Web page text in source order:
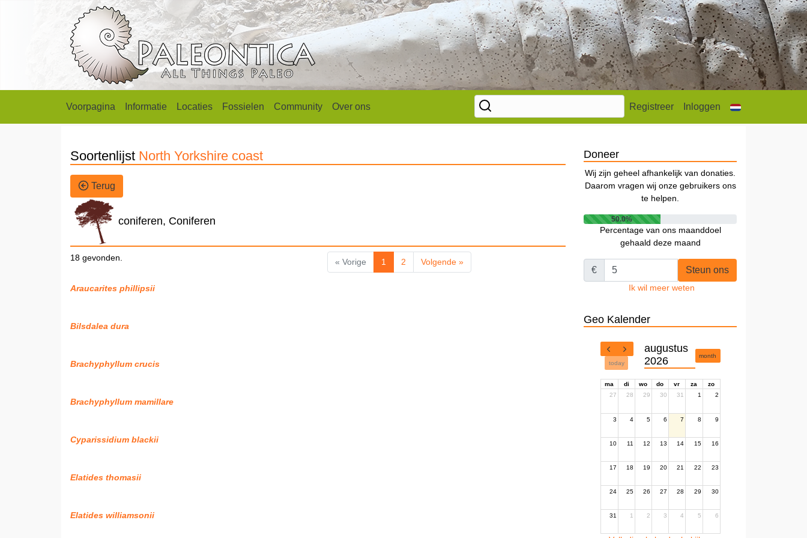
Voorpagina Informatie Locaties Fossielen Community Over ons Registreer Inloggen
Soortenlijst North Yorkshire coast
Terug
coniferen, Coniferen
18 gevonden. « Vorige 1 2 Volgende »
Araucarites phillipsii
Bilsdalea dura
Brachyphyllum crucis
Brachyphyllum mamillare
Cyparissidium blackii
Elatides thomasii
Elatides williamsonii
Doneer
Wij zijn geheel afhankelijk van donaties.
Daarom vragen wij onze gebruikers ons
te helpen.
50.0%
Percentage van ons maanddoel
gehaald deze maand
€ Steun ons
Ik wil meer weten
Geo Kalender
today
augustus
2026
month
ma di wo do vr za
zo
27
28 29 30 31 1 2
3 4 5 6 7 8 9
10 11 12 13 14 15 16
17 18 19 20 21 22 23
24 25 26 27 28 29 30
31 1 2 3 4 5 6